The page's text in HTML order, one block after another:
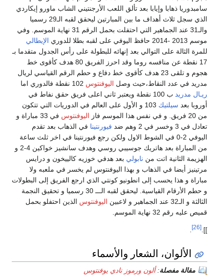
ذهابا وإيابا بعد تألق اللعب الأرجنتيني الشاب ماورو إيكاردي
الذي سجل ثلاث أهداف ما بين المبارتين ليحقق لقبه الـ29 رسميا
والـ31 عند الجماهير التي احتفلت بحمل الرقم 31 نهاية الموسم. وفي
حافظ اليوفي على لقبه بطلا للدوري
الإيطالي
الثالة على التوالي بعد إنهائه للبطولة على رأس الجدول متقدما بـ
17 نقطة عن منافسه روما وقد احرز الفريق 80 هدف كأقوى خط
هجوم و تلقى 23 هدف كأقوى خط دفاع و حطم الرقم القياسي لريال
في عدد النقاط،حيث وصل اليوفنتوس102 نقطة فالدوري اما
مدريد
ب 100 نقطة ويعتبر ثاني اعلى فريق حقق نفاط في
بعدسيلتيك
103 و الأول على العالم في الدوريات التي تتكون
اليوفنتوس
في 33 مباراة و
في 3 وخسر في 2 وهم ضد
فيورنتينافي الذهاب بعد تقدم
اليوفي 2-0 في الشوط الاول ولكن رجع فيورنتينا في اخر ثلث ساعة
من المباراة بعد هاتريك جوسيبي روسي وهدف سانشيز خواكين 4-2 و
الثانية اتت مننابولي بعد هدفي خوزيه كالييخون و درايس
أيضا في الذهاب و بهذا اليوفنتوس لم يخسر في ملعبه ولا
و هذا يحسب إلى انطونيو كونتي الذي ارجع الفريق إلى البطولات
و حطم الأرقام القياسية. ليحقق لقبه الـــ 30 رسميا و تحقيق النجمة
و الـ32 عند الجماهير و لاعبين
اليوفنتوسالذين احتفلو بحمل
عليه رقم 32 نهاية الموسم.
.
الألوان، الشعار والأسماء
مقالة مفصلة:ألون ورموز نادي يوفنتوس